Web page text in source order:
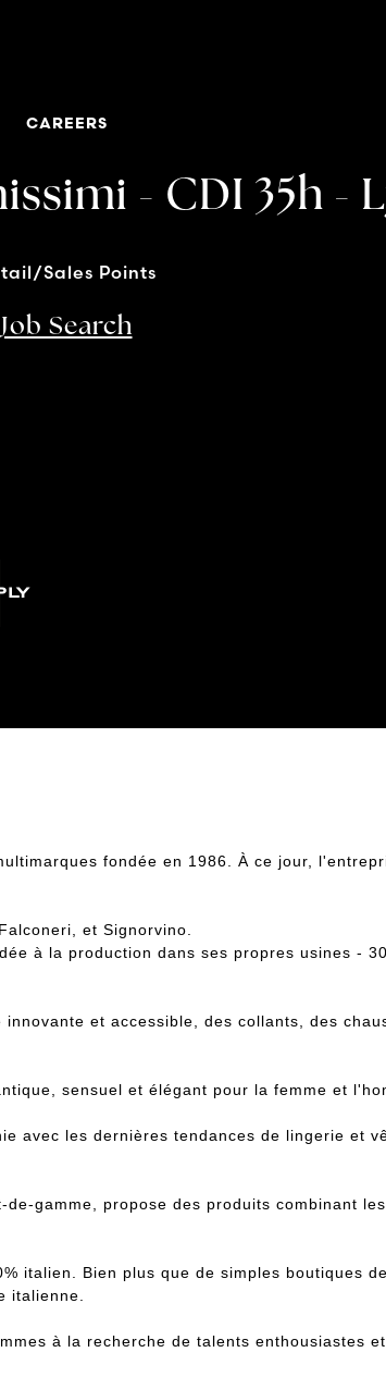
CAREERS
- CDI 35h -
Sales Points
Job Search
fondée en 1986. À ce jour,
et Signorvino.
à la production dans ses propres usines -
et accessible, des collants, des
sensuel et élégant pour la femme et
avec les dernières tendances de lingerie et
gamme, propose des produits combinant
italien. Bien plus que de simples boutiques
italienne.
à la recherche de talents enthousiastes